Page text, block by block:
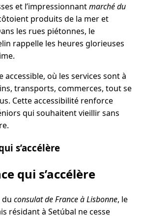
et l’impressionnantmarché du
produits de la mer et
les rues piétonnes, le
rappelle les heures glorieuses
accessible, où les services sont à
transports, commerces, tout se
Cette accessibilité renforce
qui souhaitent vieillir sans
s’accélère
qui s’accélère
du consulat de France à Lisbonne, le
résidant à Setúbal ne cesse